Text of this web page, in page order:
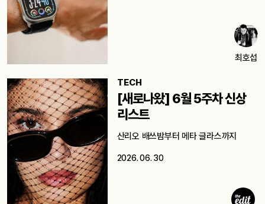
최호섭
TECH
[새로나왔] 6월 5주차 신상
리스트
산리오 배쓰밤부터 메타 글라스까지
2026. 06. 30